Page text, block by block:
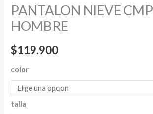
PANTALON NIEVE CMP
HOMBRE
$119.900
color
talla